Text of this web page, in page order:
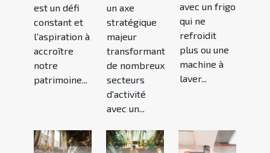
est un défi
constant et
l'aspiration à
accroître
notre
patrimoine...
un axe
stratégique
majeur
transformant
de nombreux
secteurs
d'activité
avec un...
avec un frigo
qui ne
refroidit
plus ou une
machine à
laver...